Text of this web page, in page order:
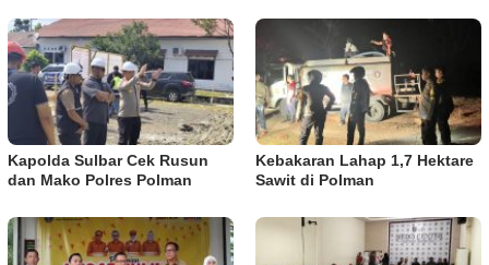
Kapolda Sulbar Cek Rusun
dan Mako Polres Polman
Kebakaran Lahap 1,7 Hektare
Sawit di Polman